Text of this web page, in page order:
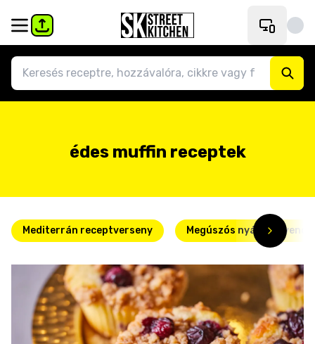
édes muffin receptek
Mediterrán receptverseny Megúszós nyári